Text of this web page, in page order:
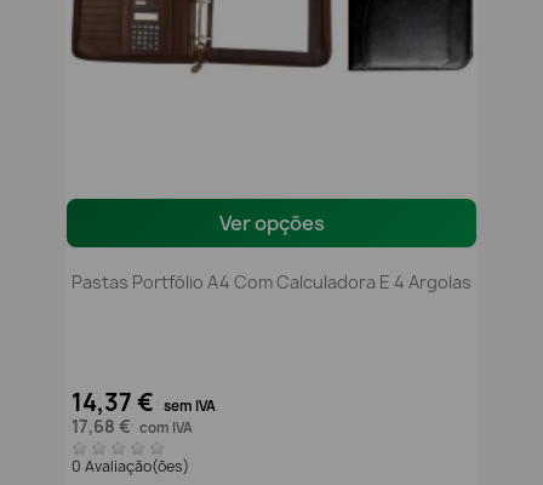
Ver opções
Pastas Portfólio A4 Com Calculadora E 4 Argolas
14,37 € sem IVA
17,68 € com IVA
0 Avaliação(ões)